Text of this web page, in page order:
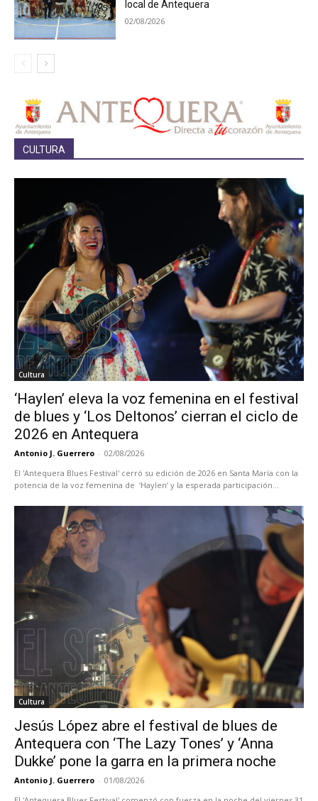
local de Antequera
02/08/2026
CULTURA
Cultura
‘Haylen’ eleva la voz femenina en el festival
de blues y ‘Los Deltonos’ cierran el ciclo de
2026 en Antequera
Antonio J. Guerrero - 02/08/2026
El 'Antequera Blues Festival' cerró su edición de 2026 en Santa María con la
potencia de la voz femenina de ‘Haylen’ y la esperada participación...
Cultura
Jesús López abre el festival de blues de
Antequera con ‘The Lazy Tones’ y ‘Anna
Dukke’ pone la garra en la primera noche
Antonio J. Guerrero - 01/08/2026